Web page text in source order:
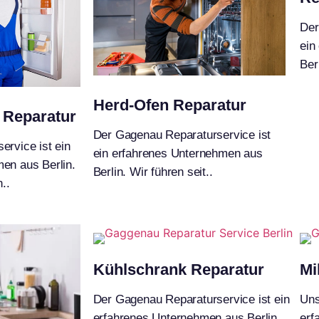
ist ein
aus Berlin.
Herd-Ofen Reparatur
Der Gagenau Reparaturservice ist
ein erfahrenes Unternehmen aus
Berlin. Wir führen seit..
ein
Kühlschrank Reparatur
Der Gagenau Reparaturservice ist ein